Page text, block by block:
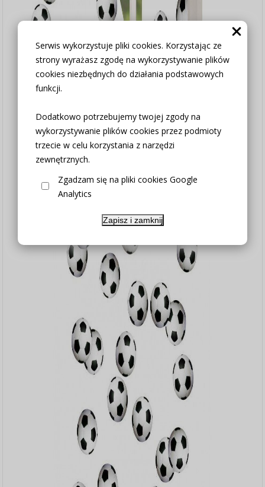
Serwis wykorzystuje pliki cookies. Korzystając ze
strony wyrażasz zgodę na wykorzystywanie plików
cookies niezbędnych do działania podstawowych
funkcji.
Dodatkowo potrzebujemy twojej zgody na
wykorzystywanie plików cookies przez podmioty
trzecie w celu korzystania z narzędzi
zewnętrznych.
Zgadzam się na pliki cookies Google
Analytics
Zapisz i zamknij